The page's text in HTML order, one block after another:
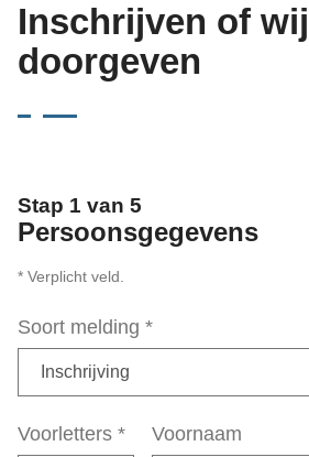
Inschrijven of
doorgeven
Stap 1 van 5
Persoonsgegevens
* Verplicht veld.
Soort melding *
Voorletters * Voornaam